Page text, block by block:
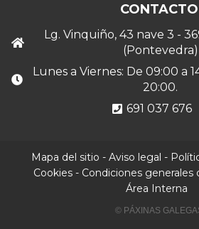
CONTACTO
Lg. Vinquiño, 43 nave 3 -
(Pontevedra)
Lunes a Viernes: De 09:00 a
20:00.
691 037 676
Mapa del sitio - Aviso legal -
Cookies- Condiciones generales
Área Interna
© PÁXINAS